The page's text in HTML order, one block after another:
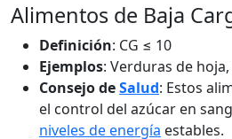
Alimentos de Baja
Definición: CG ≤ 10
Ejemplos: Verduras de
Consejo deSalud: Estos
el control del azúcar en
niveles de energía estables.